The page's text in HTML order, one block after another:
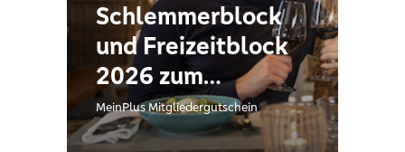
Schlemmerblock
und Freizeitblock
2026 zum
absoluten
Sonderpreis
MeinPlus Mitgliedergutschein